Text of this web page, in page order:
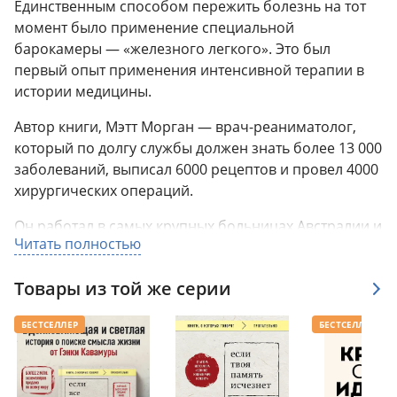
Единственным способом пережить болезнь на тот
момент было применение специальной
барокамеры — «железного легкого». Это был
первый опыт применения интенсивной терапии в
истории медицины.
Автор книги, Мэтт Морган — врач-реаниматолог,
который по долгу службы должен знать более 13 000
заболеваний, выписал 6000 рецептов и провел 4000
хирургических операций.
Он работал в самых крупных больницах Австралии и
Великобритании, его докторская по философии
решения серьезных медицинских проблем.
Мэтт Морган знакомит нас с работой
реанимационного отделения, рассказывая о теле и
органах, а мы узнаем не только истории разных
пациентов, которых он лечил в течение многих лет,
Читать полностью
Товары из той же серии
БЕСТСЕЛЛЕР БЕСТСЕЛЛЕР